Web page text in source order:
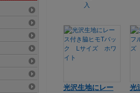
光沢生地にレー
光